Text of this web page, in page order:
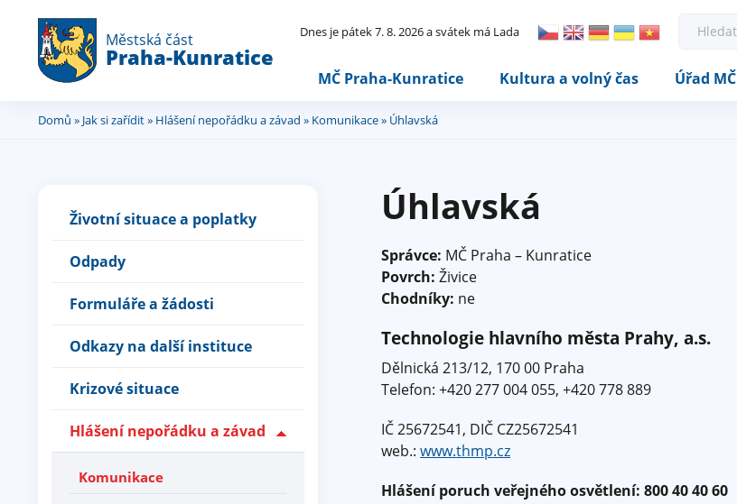
Městská část
Praha-Kunratice
Dnes je pátek 7. 8. 2026 a svátek má Lada
a
MČ Praha-Kunratice Kultura a volný čas Úřad MČ
JsteDomů » Jak si zařídit» Hlášení nepořádku a závad » Komunikace» Úhlavská
Životní situace a poplatky
Odpady
Formuláře a žádosti
Odkazy na další instituce
Krizové situace
Hlášení nepořádku a závad
Komunikace
Úhlavská
Správce: MČ Praha – Kunratice
Povrch: Živice
Chodníky: ne
Technologie hlavního města Prahy, a.s.
Dělnická 213/12, 170 00 Praha
Telefon: +420 277 004 055, +420 778 889
IČ 25672541, DIČ CZ25672541
web.: www.thmp.cz
Hlášení poruch veřejného osvětlení: 800 40 40 60